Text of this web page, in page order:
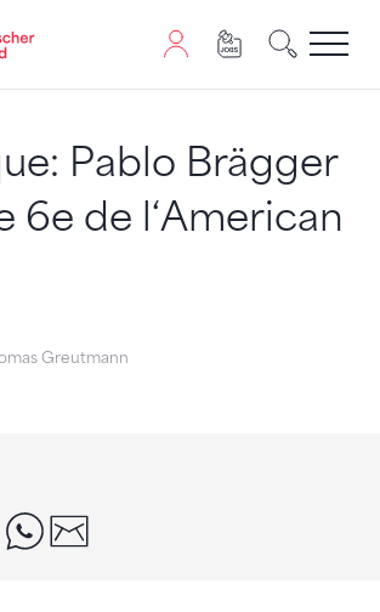
Seite wird JavaScript benötigt.
Pablo Brägger
6e de l‘American
Greutmann
linkedinwhatsapp